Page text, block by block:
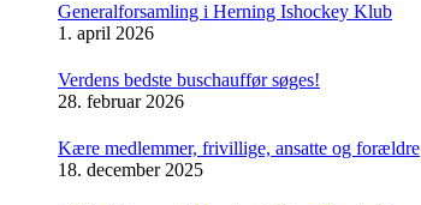
Generalforsamling i Herning Ishockey Klub
1. april 2026
Verdens bedste buschauffør søges!
28. februar 2026
Kære medlemmer, frivillige, ansatte og forældre
18. december 2025